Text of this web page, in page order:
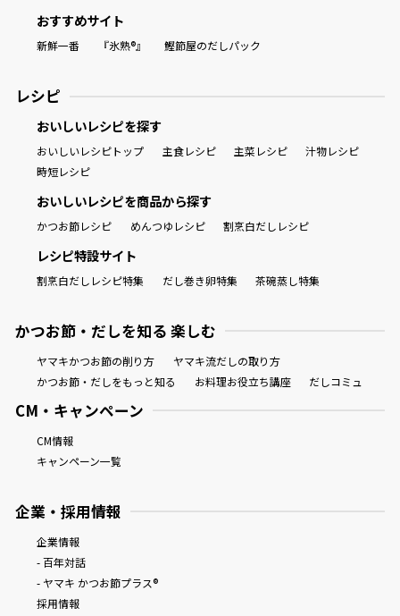
おすすめサイト
新鮮一番 『氷熟®』 鰹節屋のだしパック
レシピ
おいしいレシピを探す
おいしいレシピトップ 主食レシピ 主菜レシピ
汁物レシピ
時短レシピ
おいしいレシピを商品から探す
かつお節レシピ めんつゆレシピ 割烹白だしレシピ
レシピ特設サイト
割烹白だしレシピ特集 だし巻き卵特集 茶碗蒸し特集
かつお節・だしを知る 楽しむ
ヤマキかつお節の削り方
ヤマキ流だしの取り方
かつお節・だしをもっと知る
お料理お役立ち講座 だしコミュ
CM・キャンペーン
CM情報
キャンペーン一覧
企業・採用情報
企業情報
- 百年対話
- ヤマキ かつお節プラス®
採用情報